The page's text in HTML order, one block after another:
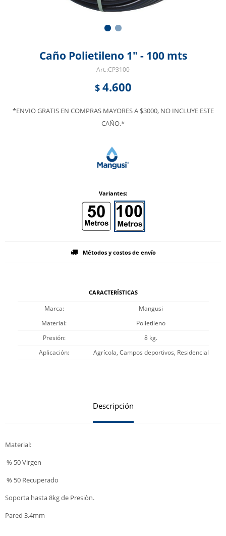
Caño Polietileno 1" - 100 mts
CP3100
$ 4.600
*ENVIO GRATIS EN COMPRAS MAYORES A $3000, NO INCLUYE ESTE
CAÑO.*
Variantes:
Métodos y costos de envío
CARACTERÍSTICAS
Marca
Mangusi
Material
Polietileno
Presión
8 kg.
Aplicación
Agrícola, Campos deportivos, Residencial
Descripción
Material:
% 50 Virgen
% 50 Recuperado
Soporta hasta 8kg de Presiòn.
Pared 3.4mm